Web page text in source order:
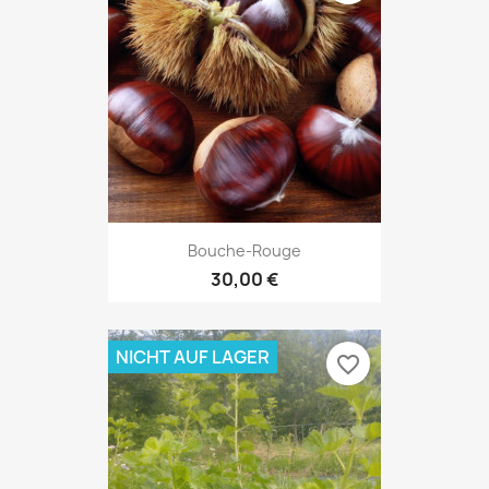
Bouche-Rouge
30,00 €
NICHT AUF LAGER favorite_border